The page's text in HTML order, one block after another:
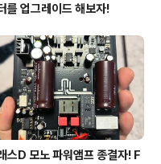
를 업그레이드 해보자!
스D 모노 파워앰프 종결자! F